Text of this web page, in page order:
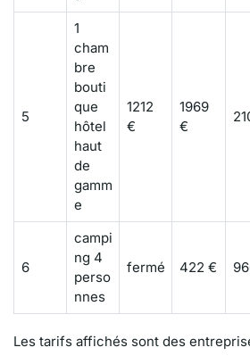
5
1
cham
bre
bouti
que
hôtel
haut
de
gamm
e
1212
€
1969
€
6
campi
ng 4
perso
nnes
fermé 422 €
Les tarifs affichés sont des